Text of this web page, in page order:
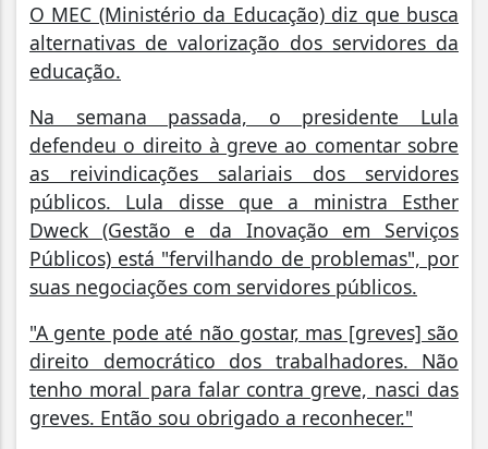
O MEC (Ministério da Educação) diz que busca
alternativas de valorização dos servidores da
educação.
Na semana passada, o presidente Lula
defendeu o direito à greve ao comentar sobre
as reivindicações salariais dos servidores
públicos. Lula disse que a ministra Esther
Dweck (Gestão e da Inovação em Serviços
Públicos) está "fervilhando de problemas", por
suas negociações com servidores públicos.
"A gente pode até não gostar, mas [greves] são
direito democrático dos trabalhadores. Não
tenho moral para falar contra greve, nasci das
greves. Então sou obrigado a reconhecer."